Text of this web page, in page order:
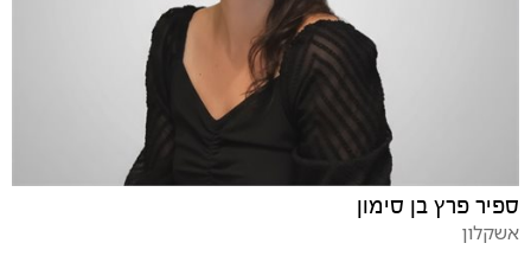
ספיר פרץ בן סימון
אשקלון